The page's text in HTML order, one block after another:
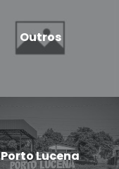
Outros
Porto Lucena